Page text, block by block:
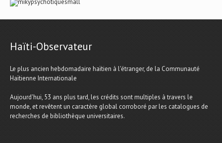
Haïti-Observateur
Le plus ancien hebdomadaire haïtien à l'étranger, de la Communauté
Haïtienne Internationale
Aujourd'hui, 53 ans plus tard, les crédits sont multiples à travers le
monde, et revêtent un caractère global corroboré par les catalogues de
recherches de bibliothèque universitaires.